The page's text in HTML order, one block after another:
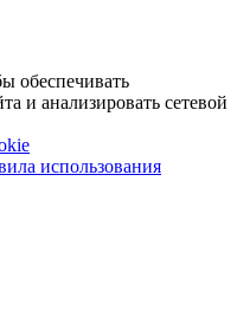
обеспечивать
и анализировать сетевой
использования